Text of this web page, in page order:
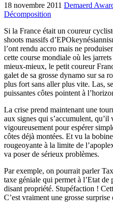
18 novembre 2011 Demaerd
Décomposition
Si la France était un coureur
shoots massifs
l’ont rendu accro mais ne
cette course mondiale où les
mieux-mieux, le petit coureur
galet de sa grosse dynamo sur sa
plus fort sans aller plus vite. Las,
puissantes côtes pointent à
La crise prend maintenant une
aux signes qui s’accumulent,
vigoureusement pour espérer
côtes déjà montées. Et vu la
rougeoyante à la limite de
va poser de sérieux problèmes.
Par exemple, on pourrait parler
taxe géniale qui permet à l’Etat
disant propriété. Stupéfaction !
C’est vraiment une grosse surprise